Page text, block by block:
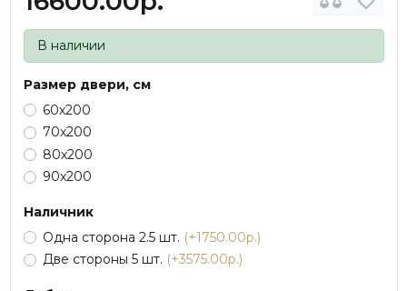
В наличии
Размер двери, см
60х200
70х200
80х200
90х200
Наличник
Одна сторона 2.5 шт. (+1750.00р.)
Две стороны 5 шт. (+3575.00р.)